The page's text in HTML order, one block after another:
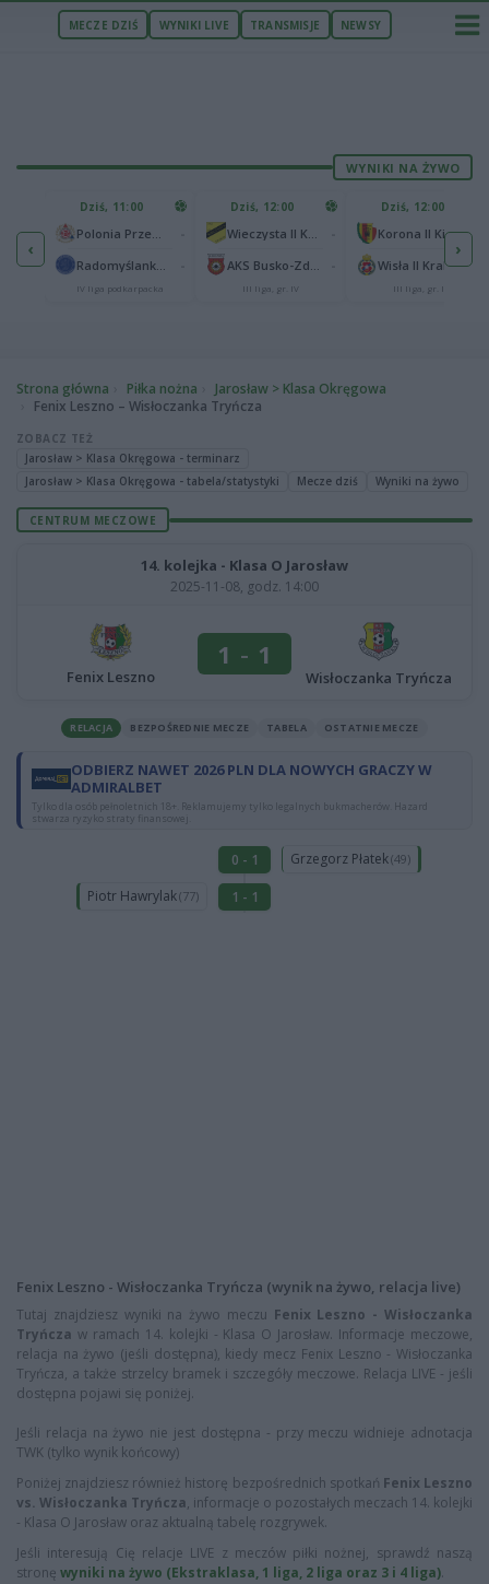
MECZE DZIŚ WYNIKI LIVE TRANSMISJE NEWSY
WYNIKI NA ŻYWO
‹
1
1
Dziś, 11:00
IV liga podkarpacka
Dziś, 12:00
III liga, gr. IV
Dziś, 12:00
Korona II Kielce
Wisła II Kraków
III liga, gr. IV
›
Strona główna Piłka nożna
Jarosław > Klasa Okręgowa
Fenix Leszno – Wisłoczanka Tryńcza
ZOBACZ TEŻ
Jarosław > Klasa Okręgowa - terminarz
Jarosław > Klasa Okręgowa - tabela/statystyki
Mecze dziś Wyniki na żywo
CENTRUM MECZOWE
14. kolejka - Klasa O Jarosław
2025-11-08, godz. 14:00
Fenix Leszno
1 - 1
Wisłoczanka Tryńcza
RELACJA BEZPOŚREDNIE MECZE TABELA OSTATNIE MECZE
ODBIERZ NAWET 2026 PLN DLA NOWYCH GRACZY W
ADMIRALBET
Tylko dla osób pełnoletnich 18+. Reklamujemy tylko legalnych bukmacherów. Hazard
stwarza ryzyko straty finansowej.
0 - 1 Grzegorz Płatek(49)
Piotr Hawrylak(77) 1 - 1
Fenix Leszno - Wisłoczanka Tryńcza (wynik na żywo, relacja live)
Tutaj znajdziesz wyniki na żywo meczu Fenix Leszno - Wisłoczanka
Tryńcza w ramach 14. kolejki - Klasa O Jarosław. Informacje meczowe,
relacja na żywo (jeśli dostępna), kiedy mecz Fenix Leszno - Wisłoczanka
Tryńcza, a także strzelcy bramek i szczegóły meczowe. Relacja LIVE - jeśli
dostępna pojawi się poniżej.
Jeśli relacja na żywo nie jest dostępna - przy meczu widnieje adnotacja
TWK (tylko wynik końcowy)
Poniżej znajdziesz również historę bezpośrednich spotkań Fenix Leszno
vs. Wisłoczanka Tryńcza, informacje o pozostałych meczach 14. kolejki
- Klasa O Jarosław oraz aktualną tabelę rozgrywek.
Jeśli interesują Cię relacje LIVE z meczów piłki nożnej, sprawdź naszą
stronę wyniki na żywo (Ekstraklasa, 1 liga, 2 liga oraz 3 i 4 liga).